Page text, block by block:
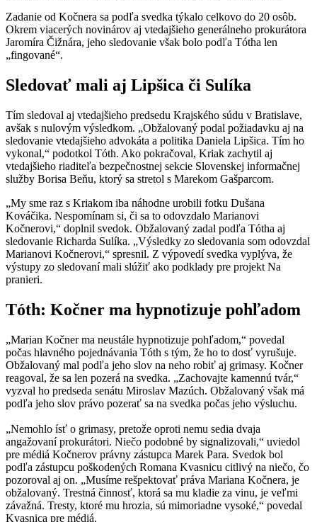
Zadanie od Kočnera sa podľa svedka týkalo celkovo do 20 osôb.
Okrem viacerých novinárov aj vtedajšieho generálneho prokurátora
Jaromíra Čižnára, jeho sledovanie však bolo podľa Tótha len
„fingované“.
Sledovať mali aj Lipšica či Sulíka
Tím sledoval aj vtedajšieho predsedu Krajského súdu v Bratislave,
avšak s nulovým výsledkom. „Obžalovaný podal požiadavku aj na
sledovanie vtedajšieho advokáta a politika Daniela Lipšica. Tím ho
vykonal,“ podotkol Tóth. Ako pokračoval, Kriak zachytil aj
vtedajšieho riaditeľa bezpečnostnej sekcie Slovenskej informačnej
služby Borisa Beňu, ktorý sa stretol s Marekom Gašparcom.
„My sme raz s Kriakom iba náhodne urobili fotku Dušana
Kováčika. Nespomínam si, či sa to odovzdalo Marianovi
Kočnerovi,“ doplnil svedok. Obžalovaný zadal podľa Tótha aj
sledovanie Richarda Sulíka. „Výsledky zo sledovania som odovzdal
Marianovi Kočnerovi,“ spresnil. Z výpovedí svedka vyplýva, že
výstupy zo sledovaní mali slúžiť ako podklady pre projekt Na
pranieri.
Tóth: Kočner ma hypnotizuje pohľadom
„Marian Kočner ma neustále hypnotizuje pohľadom,“ povedal
počas hlavného pojednávania Tóth s tým, že ho to dosť vyrušuje.
Obžalovaný mal podľa jeho slov na neho robiť aj grimasy. Kočner
reagoval, že sa len pozerá na svedka. „Zachovajte kamennú tvár,“
vyzval ho predseda senátu Miroslav Mazúch. Obžalovaný však má
podľa jeho slov právo pozerať sa na svedka počas jeho výsluchu.
„Nemohlo ísť o grimasy, pretože oproti nemu sedia dvaja
angažovaní prokurátori. Niečo podobné by signalizovali,“ uviedol
pre médiá Kočnerov právny zástupca Marek Para. Svedok bol
podľa zástupcu poškodených Romana Kvasnicu citlivý na niečo, čo
pozoroval aj on. „Musíme rešpektovať práva Mariana Kočnera, je
obžalovaný. Trestná činnosť, ktorá sa mu kladie za vinu, je veľmi
závažná. Tresty, ktoré mu hrozia, sú mimoriadne vysoké,“ povedal
Kvasnica pre médiá.